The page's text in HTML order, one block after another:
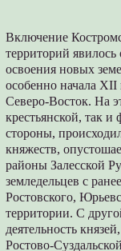
Включение
территорий явилось
освоения новых
особенно начала XII
Северо-Восток. На
крестьянской, так
стороны,
княжеств,
районы Залесской
земледельцев с
Ростовского,
территории. С
деятельность
Ростово-